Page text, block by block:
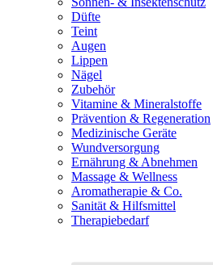
Düfte
Teint
Augen
Lippen
Nägel
Zubehör
Vitamine & Mineralstoffe
Prävention & Regeneration
Medizinische Geräte
Wundversorgung
Ernährung & Abnehmen
Massage & Wellness
Aromatherapie & Co.
Sanität & Hilfsmittel
Therapiebedarf